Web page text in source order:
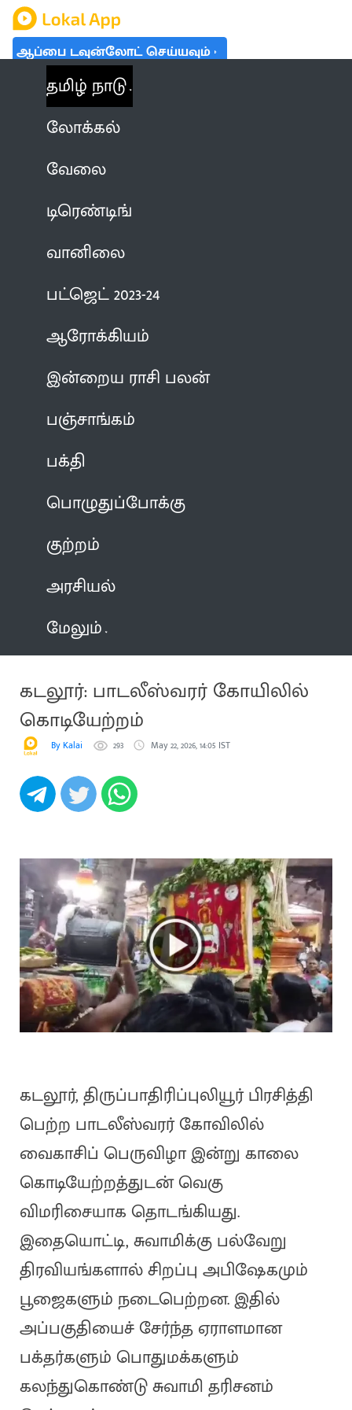
ஆப்பை டவுன்லோட் செய்யவும்
தமிழ் நாடு
லோக்கல்
வேலை
டிரெண்டிங்
வானிலை
பட்ஜெட் 2023-24
ஆரோக்கியம்
இன்றைய ராசி பலன்
பஞ்சாங்கம்
பக்தி
பொழுதுப்போக்கு
குற்றம்
அரசியல்
மேலும்
கடலூர்: பாடலீஸ்வரர் கோயிலில்
கொடியேற்றம்
By Kalai 293 May 22, 2026, 14:05 IST
கடலூர், திருப்பாதிரிப்புலியூர் பிரசித்தி
பெற்ற பாடலீஸ்வரர் கோவிலில்
வைகாசிப் பெருவிழா இன்று காலை
கொடியேற்றத்துடன் வெகு
விமரிசையாக தொடங்கியது.
இதையொட்டி, சுவாமிக்கு பல்வேறு
திரவியங்களால் சிறப்பு அபிஷேகமும்
பூஜைகளும் நடைபெற்றன. இதில்
அப்பகுதியைச் சேர்ந்த ஏராளமான
பக்தர்களும் பொதுமக்களும்
கலந்துகொண்டு சுவாமி தரிசனம்